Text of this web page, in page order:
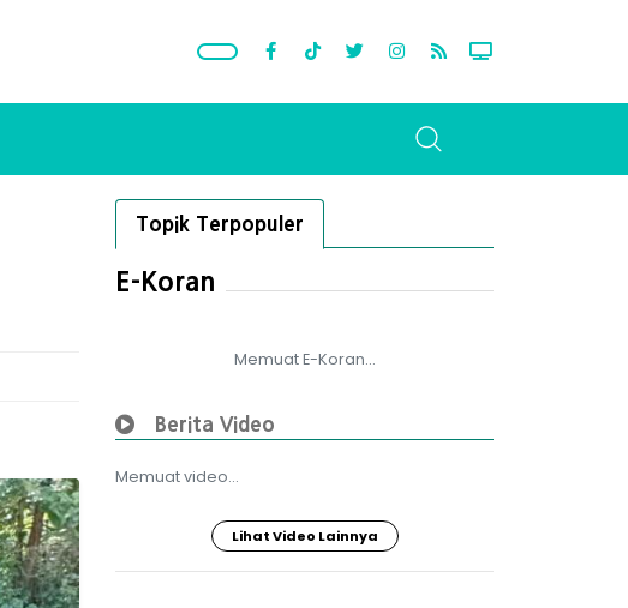
Topik Terpopuler
E-Koran
Memuat E-Koran...
Berita Video
Memuat video...
Lihat Video Lainnya